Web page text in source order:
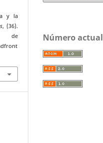
y la
, (36).
de
Número actual